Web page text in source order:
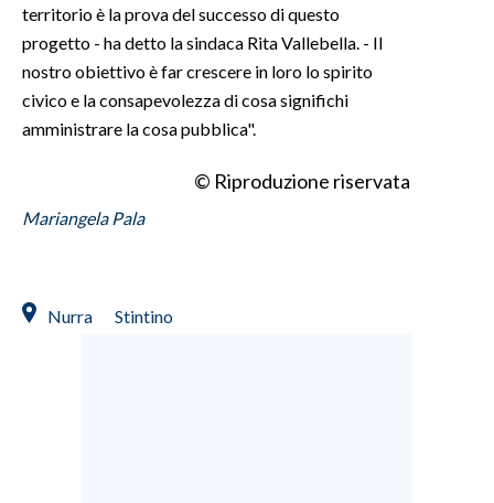
territorio è la prova del successo di questo
progetto - ha detto la sindaca Rita Vallebella. - Il
nostro obiettivo è far crescere in loro lo spirito
civico e la consapevolezza di cosa significhi
amministrare la cosa pubblica".
© Riproduzione riservata
Mariangela Pala
Nurra Stintino